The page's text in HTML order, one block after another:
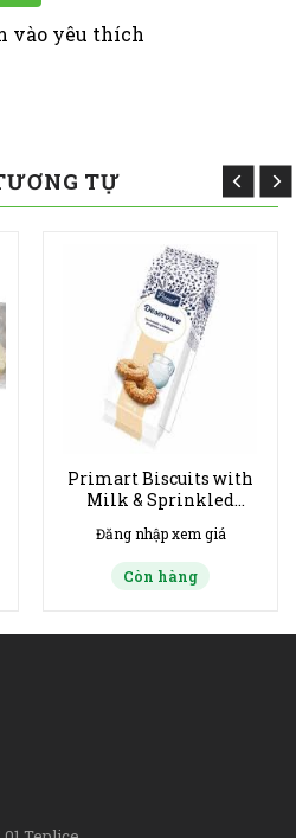
vào yêu thích
TỰ
Primart Biscuits with
Milk & Sprinkled
10/10/2026
Đăng nhập xem giá
Còn hàng